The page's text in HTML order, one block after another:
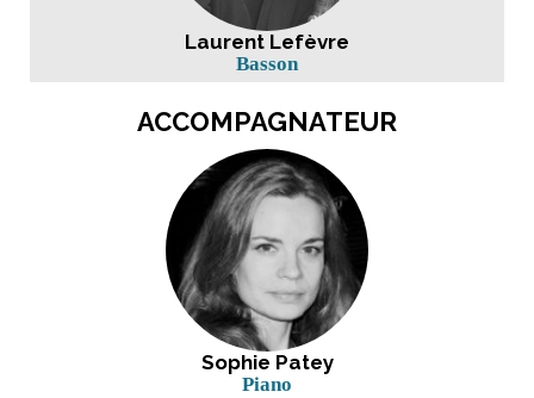
Laurent Lefèvre
Basson
ACCOMPAGNATEUR
Sophie Patey
Piano